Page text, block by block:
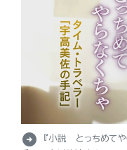
arrow_circle_right
『小説 とっちめてや